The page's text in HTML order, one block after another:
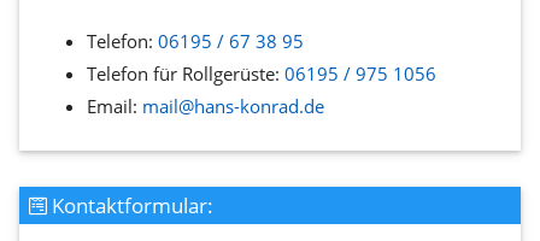
Telefon: 06195 / 67 38 95
Telefon für Rollgerüste: 06195 / 975 1056
Email: mail@hans-konrad.de
Kontaktformular: